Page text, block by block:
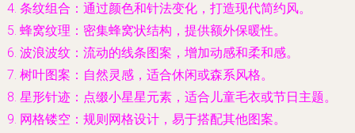
条纹组合：通过颜色和针法变化，打造现代简约风。
蜂窝纹理：密集蜂窝状结构，提供额外保暖性。
波浪波纹：流动的线条图案，增加动感和柔和感。
树叶图案：自然灵感，适合休闲或森系风格。
星形针迹：点缀小星星元素，适合儿童毛衣或节日主题。
网格镂空：规则网格设计，易于搭配其他图案。